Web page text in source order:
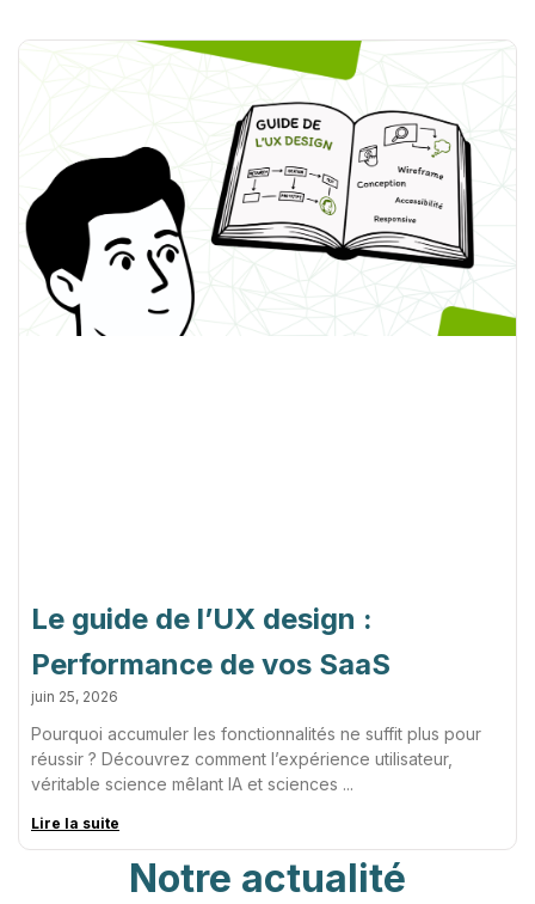
Le guide de l’UX design :
Performance de vos SaaS
juin 25, 2026
Pourquoi accumuler les fonctionnalités ne suffit plus pour
réussir ? Découvrez comment l’expérience utilisateur,
véritable science mêlant IA et sciences
Lire la suite
Notre actualité